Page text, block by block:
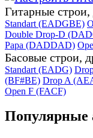
Гитарные
Standart (EADGBE)
Double Drop-D
Papa (DADDAD)
Басовые строи,
Standart (EADG)
(BF#BE) Drop A
Open F (FACF)
Популярные